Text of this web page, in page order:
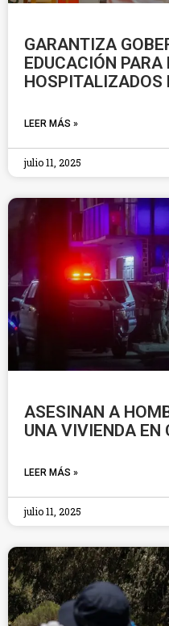
GARANTIZA
EDUCACIÓN
HOSPITALIZADOS
LEER MÁS »
julio 11, 2025
ASESINAN A
UNA VIVIENDA EN
LEER MÁS »
julio 11, 2025